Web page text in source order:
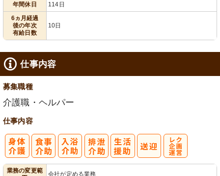
年間休日
114日
6ヵ月経過
後の年次
有給日数
10日
仕事内容
募集職種
介護職・ヘルパー
仕事内容
業務の変更範
会社が定める業務